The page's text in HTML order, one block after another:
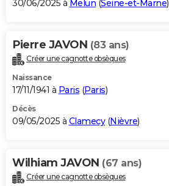
S'inscrire
Se connecter
Lycées
Collèges
Primaires
Universités
Entreprises
Service militaire
Avis de recherche
AVIS DE DÉCÈS
Bricolage
Lifestyle
Culture
Sport
Auto
Television
Voyage
Cinema
30/06/2025 à Melun (Seine-et-Marne)
Pierre JAVON (83 ans)
Créer une cagnotte obsèques
Naissance
17/11/1941 à Paris (Paris)
Décès
09/05/2025 à Clamecy(Nièvre)
Wilhiam JAVON (67 ans)
Créer une cagnotte obsèques